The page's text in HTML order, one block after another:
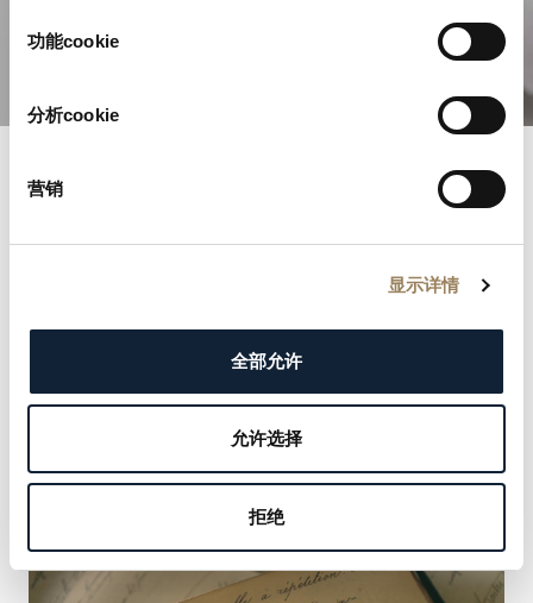
功能cookie
分析cookie
营销
显示详情
全部允许
允许选择
拒绝
都彰显我们尊贵客户的优雅与非凡，从君主到文化偶像
您自己的名字。
了解更多